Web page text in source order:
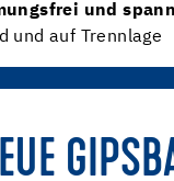
und
und auf Trennlage